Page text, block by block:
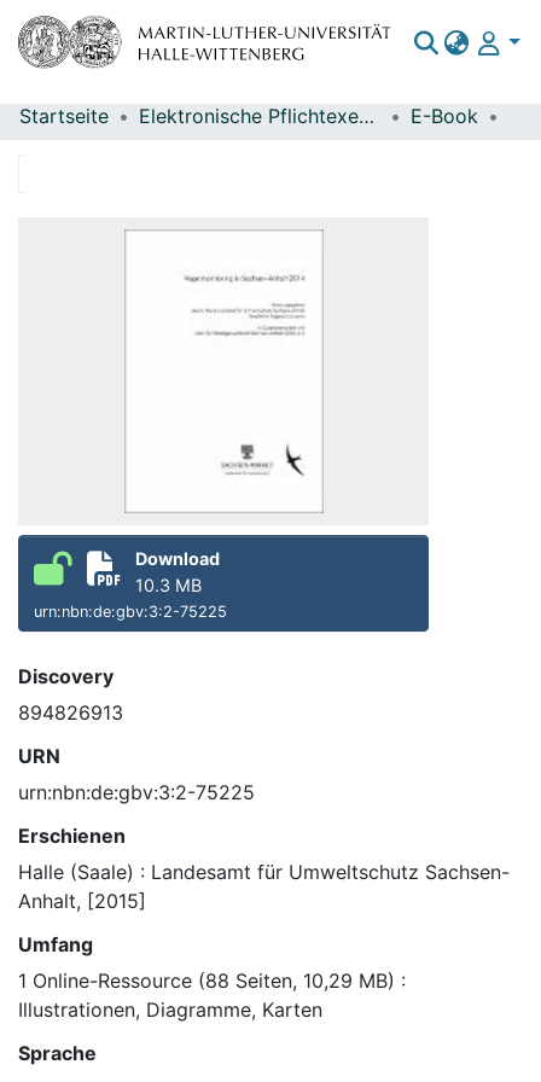
Bereiche & Sammlungen
Startseite Elektronische Pflichtexemplare E-Book
Download
10.3 MB
urn:nbn:de:gbv:3:2-75225
Discovery
894826913
URN
urn:nbn:de:gbv:3:2-75225
Erschienen
Halle (Saale) : Landesamt für Umweltschutz Sachsen-
Anhalt, [2015]
Umfang
1 Online-Ressource (88 Seiten, 10,29 MB) :
Illustrationen, Diagramme, Karten
Sprache